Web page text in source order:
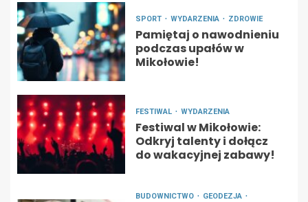
SPORT WYDARZENIA ZDROWIE
Pamiętaj o nawodnieniu
podczas upałów w
Mikołowie!
FESTIWAL WYDARZENIA
Festiwal w Mikołowie:
Odkryj talenty i dołącz
do wakacyjnej zabawy!
BUDOWNICTWO
GEODEZJA